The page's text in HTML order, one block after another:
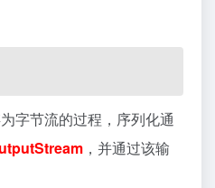
字节流的过程，序列化通
，并通过该输